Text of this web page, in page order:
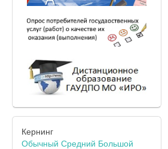
Кернинг
Обычный Средний Большой